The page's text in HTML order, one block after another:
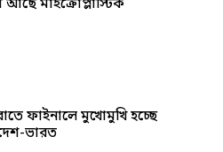
আছে মাইক্রোপ্লাস্টিক
ফাইনালে মুখোমুখি হচ্ছে
ভারত